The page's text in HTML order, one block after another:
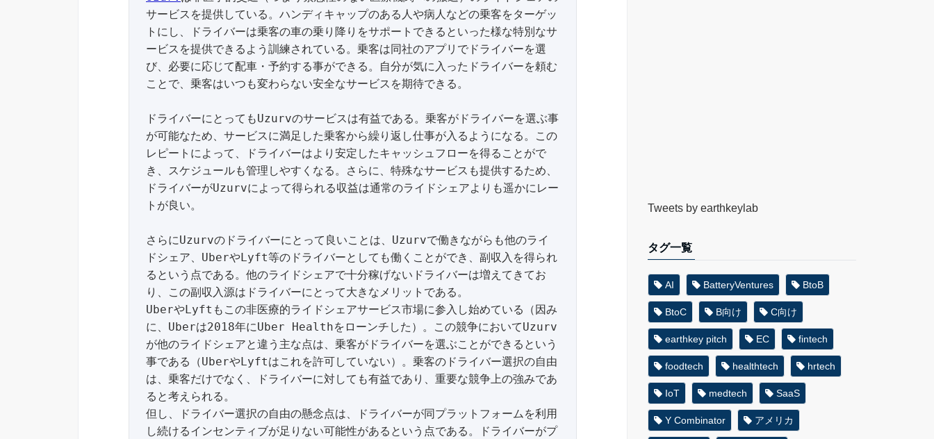
サービスを提供している。ハンディキャップのある人や病人などの乗客をターゲッ
トにし、ドライバーは乗客の車の乗り降りをサポートできるといった様な特別なサ
ービスを提供できるよう訓練されている。乗客は同社のアプリでドライバーを選
び、必要に応じて配車・予約する事ができる。自分が気に入ったドライバーを頼む
ことで、乗客はいつも変わらない安全なサービスを期待できる。
ドライバーにとってもUzurvのサービスは有益である。乗客がドライバーを選ぶ事
が可能なため、サービスに満足した乗客から繰り返し仕事が入るようになる。この
レピートによって、ドライバーはより安定したキャッシュフローを得ることがで
き、スケジュールも管理しやすくなる。さらに、特殊なサービスも提供するため、
ドライバーがUzurvによって得られる収益は通常のライドシェアよりも遥かにレー
トが良い。
さらにUzurvのドライバーにとって良いことは、Uzurvで働きながらも他のライ
ドシェア、UberやLyft等のドライバーとしても働くことができ、副収入を得られ
るという点である。他のライドシェアで十分稼げないドライバーは増えてきてお
り、この副収入源はドライバーにとって大きなメリットである。
UberやLyftもこの非医療的ライドシェアサービス市場に参入し始めている（因み
に、Uberは2018年にUber Healthをローンチした）。この競争においてUzurv
が他のライドシェアと違う主な点は、乗客がドライバーを選ぶことができるという
事である（UberやLyftはこれを許可していない）。乗客のドライバー選択の自由
は、乗客だけでなく、ドライバーに対しても有益であり、重要な競争上の強みであ
ると考えられる。
但し、ドライバー選択の自由の懸念点は、ドライバーが同プラットフォームを利用
し続けるインセンティブが足りない可能性があるという点である。ドライバーがプ
Tweets by earthkeylab
タグ一覧
AI BatteryVentures BtoB
BtoC B向け C向け
earthkey pitch EC fintech
foodtech healthtech hrtech
IoT medtech SaaS
Y Combinator アメリカ